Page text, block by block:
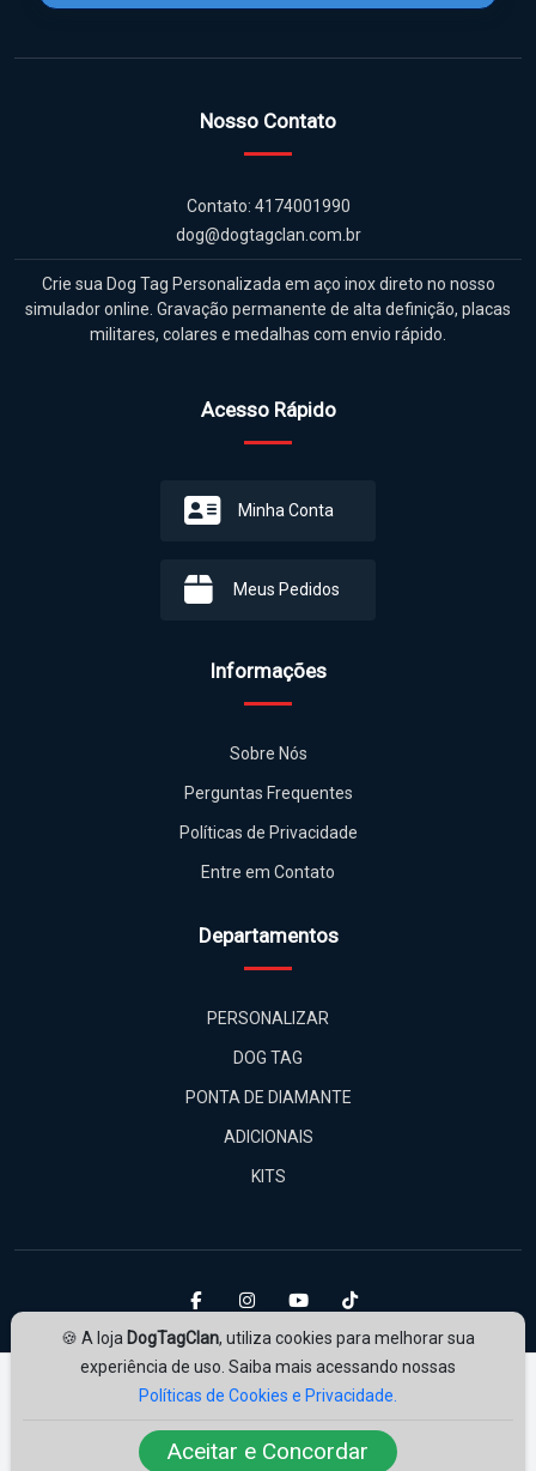
🍪 A loja DogTagClan, utiliza cookies para melhorar sua
experiência de uso. Saiba mais acessando nossas
Políticas de Cookies e Privacidade.
Aceitar e Concordar
Nosso Contato
Contato: 4174001990
dog@dogtagclan.com.br
Crie sua Dog Tag Personalizada em aço inox direto no nosso
simulador online. Gravação permanente de alta definição, placas
militares, colares e medalhas com envio rápido.
Acesso Rápido
Minha Conta
Meus Pedidos
Informações
Sobre Nós
Perguntas Frequentes
Políticas de Privacidade
Entre em Contato
Departamentos
PERSONALIZAR
DOG TAG
PONTA DE DIAMANTE
ADICIONAIS
KITS